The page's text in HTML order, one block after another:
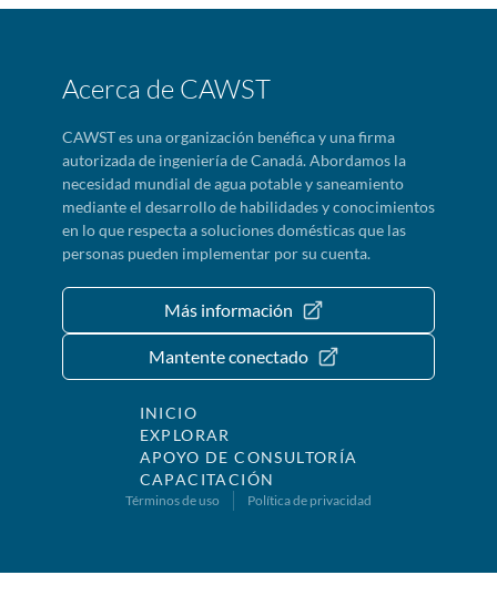
Acerca de CAWST
CAWST es una organización benéfica y una firma
autorizada de ingeniería de Canadá. Abordamos la
necesidad mundial de agua potable y saneamiento
mediante el desarrollo de habilidades y conocimientos
en lo que respecta a soluciones domésticas que las
personas pueden implementar por su cuenta.
Más información
Mantente conectado
INICIO
EXPLORAR
APOYO DE CONSULTORÍA
CAPACITACIÓN
Términos de uso Política de privacidad